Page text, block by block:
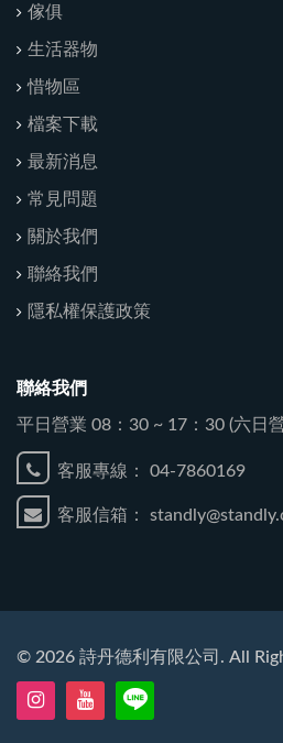
傢俱
生活器物
惜物區
檔案下載
最新消息
常見問題
關於我們
聯絡我們
隱私權保護政策
聯絡我們
平日營業 08：30 ~ 17：30 (六日
客服專線： 04-7860169
客服信箱：
© 2026 詩丹德利有限公司. All